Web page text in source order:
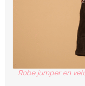
Robe jumper en